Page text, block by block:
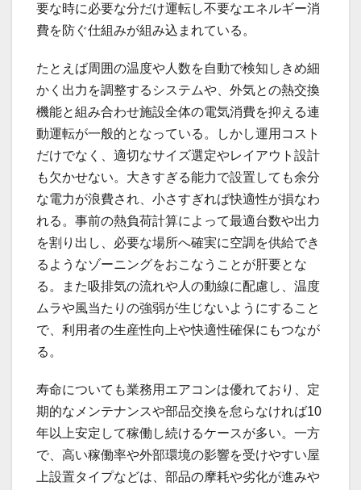
要な時に必要な分だけ運転し不要なエネルギー消
費を防ぐ仕組みが組み込まれている。
たとえば周囲の温度や人数を自動で検知しきめ細
かく出力を調整するシステムや、外気との熱交換
機能と組み合わせ施設全体の電気消費を抑える連
動運転が一般的となっている。しかし運用コスト
だけでなく、適切なサイズ選定やレイアウト設計
も欠かせない。大きすぎる能力で設置しても余分
な電力が浪費され、小さすぎれば快適性が損なわ
れる。事前の熱負荷計算によって最適台数や出力
を割り出し、必要な場所へ確実に空調を供給でき
るようなゾーニングをおこなうことが肝要とな
る。また吸排気の流れや人の動線に配慮し、温度
ムラや風当たりの強弱が生じないようにすること
で、利用者の生産性向上や快適性確保にもつなが
る。
寿命についても業務用エアコンは優れており、定
期的なメンテナンスや部品交換を怠らなければ10
年以上安定して稼働し続けるケースが多い。一方
で、高い稼働率や外部環境の影響を受けやすい屋
上設置タイプなどは、部品の摩耗や劣化が進みや